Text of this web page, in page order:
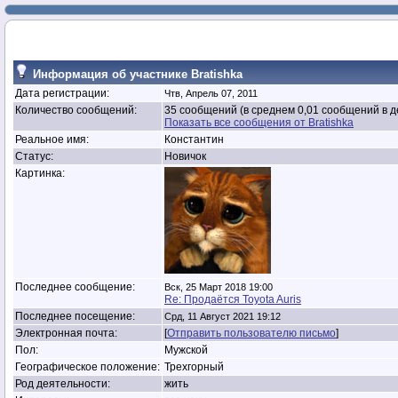
Информация об участнике Bratishka
Дата регистрации: Чтв, Апрель 07, 2011
Количество сообщений:
35 сообщений (в среднем 0,01 сообщений в
Показать все сообщения от Bratishka
Реальное имя:
Константин
Статус:
Новичок
Картинка:
Последнее сообщение: Вск, 25 Март 2018 19:00
Re: Продаётся Toyota Auris
Последнее посещение:
Срд, 11 Август 2021 19:12
Электронная почта: [Отправить пользователю письмо]
Пол:
Мужской
Географическое положение: Трехгорный
Род деятельности:
жить